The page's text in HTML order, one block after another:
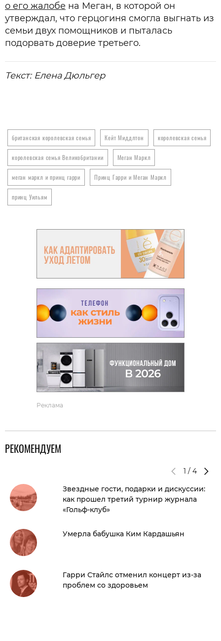
о его жалобе на Меган, в которой он
утверждал, что герцогиня смогла выгнать из
семьи двух помощников и пыталась
подорвать доверие третьего.
Текст: Елена Дюльгер
британская королевская семья Кейт Миддлтон королевская семья
королевская семья Великобритании Меган Маркл
меган маркл и принц гарри Принц Гарри и Меган Маркл
принц Уильям
Реклама
РЕКОМЕНДУЕМ
1 / 4
Звездные гости, подарки и дискуссии:
как прошел третий турнир журнала
«Гольф-клуб»
Умерла бабушка Ким Кардашьян
Гарри Стайлс отменил концерт из-за
проблем со здоровьем